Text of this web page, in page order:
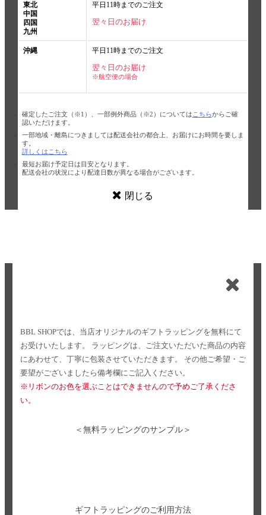
東北
中国
四国
九州
平日11時までのご注文
翌々日のお届け
沖縄 平日11時までのご注文
翌々日のお届け
※航空便の場合
確定したご注文（※1）、一部例外商品（※2）については こちらからご確
認いただけます。
一部地域・離島につきましては配送会社の都合上、お届けにお時間を要しま
す。
詳しくはこちら
最短お届け予定日は目安となります。
配送会社の状況により配達日数が異なる場合がございます。
閉じる
BBL SHOPでは、当店オリジナルのギフトラッピングを無料にて
お受けいたします。
ラッピングは、ご注文いただいた商品の内容
にあわせて、丁寧に包装させていただきます。
その他ご希望・ご
要望がございましたら備考欄にご記入ください。
※リボンのお色を選ぶことはできませんので予めご了承くださ
い。
＜無料ラッピングのサンプル＞
ギフトラッピングのご利用方法